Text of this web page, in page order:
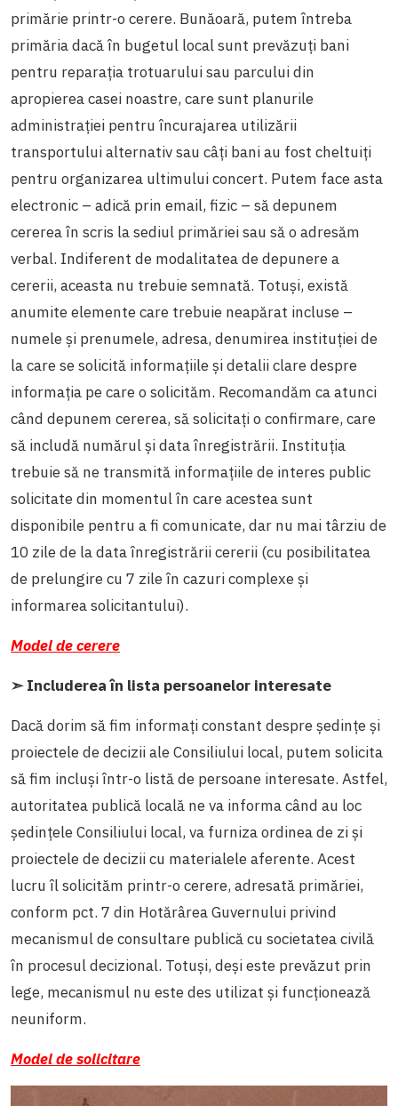
primărie printr-o cerere. Bunăoară, putem întreba
primăria dacă în bugetul local sunt prevăzuți bani
pentru reparația trotuarului sau parcului din
apropierea casei noastre, care sunt planurile
administrației pentru încurajarea utilizării
transportului alternativ sau câți bani au fost cheltuiți
pentru organizarea ultimului concert. Putem face asta
electronic – adică prin email, fizic – să depunem
cererea în scris la sediul primăriei sau să o adresăm
verbal. Indiferent de modalitatea de depunere a
cererii, aceasta nu trebuie semnată. Totuși, există
anumite elemente care trebuie neapărat incluse –
numele și prenumele, adresa, denumirea instituției de
la care se solicită informațiile și detalii clare despre
informația pe care o solicităm. Recomandăm ca atunci
când depunem cererea, să solicitați o confirmare, care
să includă numărul și data înregistrării. Instituția
trebuie să ne transmită informațiile de interes public
solicitate din momentul în care acestea sunt
disponibile pentru a fi comunicate, dar nu mai târziu de
10 zile de la data înregistrării cererii (cu posibilitatea
de prelungire cu 7 zile în cazuri complexe și
informarea solicitantului).
Model de cerere
➣ Includerea în lista persoanelor interesate
Dacă dorim să fim informați constant despre ședințe și
proiectele de decizii ale Consiliului local, putem solicita
să fim incluși într-o listă de persoane interesate. Astfel,
autoritatea publică locală ne va informa când au loc
ședințele Consiliului local, va furniza ordinea de zi și
proiectele de decizii cu materialele aferente. Acest
lucru îl solicităm printr-o cerere, adresată primăriei,
conform pct. 7 din Hotărârea Guvernului privind
mecanismul de consultare publică cu societatea civilă
în procesul decizional. Totuși, deși este prevăzut prin
lege, mecanismul nu este des utilizat și funcționează
neuniform.
Model de solicitare